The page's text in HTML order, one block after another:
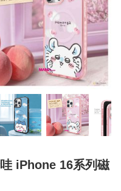
iPhone 16系列磁